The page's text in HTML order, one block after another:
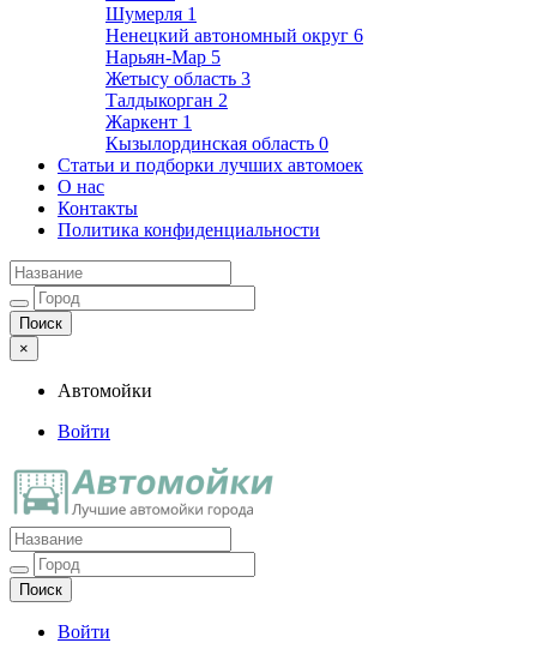
Шумерля 1
Ненецкий автономный округ 6
Нарьян-Мар 5
Жетысу область 3
Талдыкорган 2
Жаркент 1
Кызылординская область 0
Статьи и подборки лучших автомоек
О нас
Контакты
Политика конфиденциальности
×
Автомойки
Войти
Автомойки
Ещё один сайт на WordPress
Войти